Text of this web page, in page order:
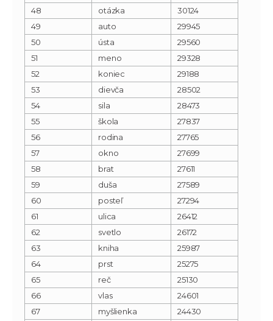
48
otázka
30124
49
auto
29945
50
ústa
29560
51
meno
29328
52
koniec
29188
53
dievča
28502
54
sila
28473
55
škola
27837
56
rodina
27765
57
okno
27699
58
brat
27611
59
duša
27589
60
posteľ
27294
61
ulica
26412
62
svetlo
26172
63
kniha
25987
64
prst
25275
65
reč
25130
66
vlas
24601
67
myšlienka
24430